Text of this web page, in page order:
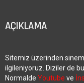
AÇIKLAMA
Sitemiz üzerinden
ilgileniyoruz. Diziler de
Normalde Youtube ve